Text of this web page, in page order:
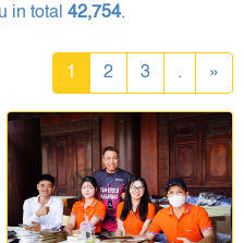
in total 42,754.
1 2 3 . »